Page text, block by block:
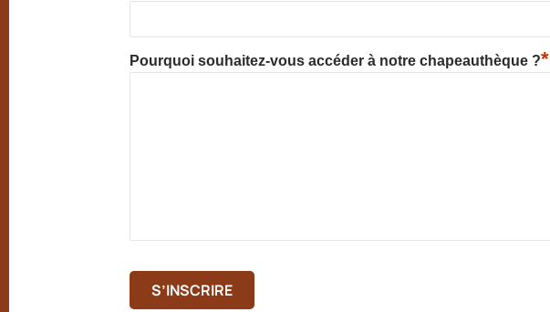
Pourquoi souhaitez-vous accéder à notre chapeauthèque ?*